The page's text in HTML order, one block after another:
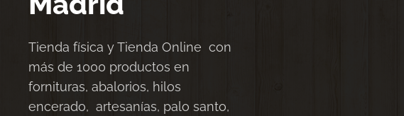
Tienda física y Tienda Online con
más de 1000 productos en
fornituras, abalorios, hilos
encerado, artesanías, palo santo,